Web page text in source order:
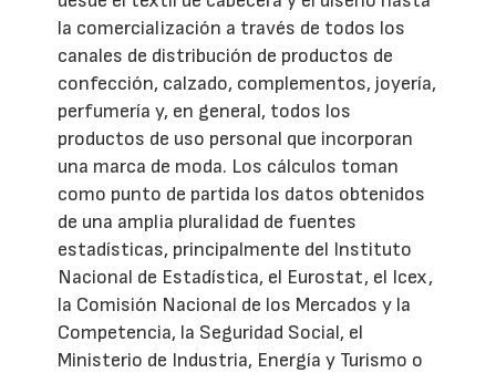
la comercialización a través de todos los
canales de distribución de productos de
confección, calzado, complementos, joyería,
perfumería y, en general, todos los
productos de uso personal que incorporan
una marca de moda. Los cálculos toman
como punto de partida los datos obtenidos
de una amplia pluralidad de fuentes
estadísticas, principalmente del Instituto
Nacional de Estadística, el Eurostat, el Icex,
la Comisión Nacional de los Mercados y la
Competencia, la Seguridad Social, el
Ministerio de Industria, Energía y Turismo o